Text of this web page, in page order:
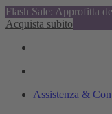
Flash Sale: Approfitta
Acquista subito
Assistenza &